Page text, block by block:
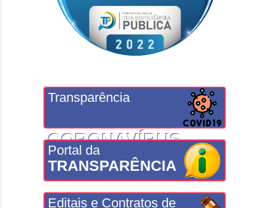
Transparência
CORONAVÍRUS
Portal da
TRANSPARÊNCIA
Editais e Contratos de